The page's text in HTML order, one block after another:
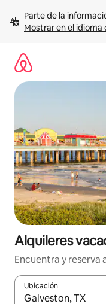
contenidoMostrar en el idioma
Alquileres
Encuentra y
Ubicación
Cuando los